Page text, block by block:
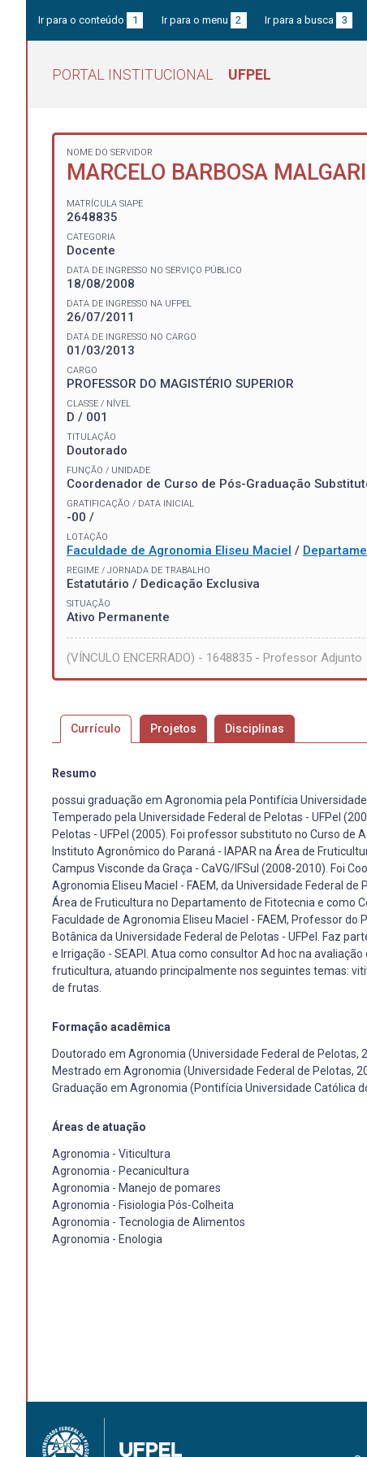
Ir para o conteúdo 1 Ir para o menu 2 Ir para a busca 3
PORTAL INSTITUCIONAL UFPEL
NOME DO SERVIDOR
MARCELO BARBOSA
MATRÍCULA SIAPE
2648835
CATEGORIA
Docente
DATA DE INGRESSO NO SERVIÇO PÚBLICO
18/08/2008
DATA DE INGRESSO NA UFPEL
26/07/2011
DATA DE INGRESSO NO CARGO
01/03/2013
CARGO
PROFESSOR DO MAGISTÉRIO SUPERIOR
CLASSE / NÍVEL
D / 001
TITULAÇÃO
Doutorado
FUNÇÃO / UNIDADE
Coordenador de Curso de Pós-Graduação
GRATIFICAÇÃO / DATA INICIAL
-00 /
LOTAÇÃO
Faculdade de Agronomia Eliseu Maciel /
REGIME / JORNADA DE TRABALHO
Estatutário / Dedicação Exclusiva
SITUAÇÃO
Ativo Permanente
(VÍNCULO ENCERRADO) - 1648835 - Professor Adjunto
Currículo Projetos Disciplinas
Resumo
possui graduação em Agronomia pela Pontifícia
Temperado pela Universidade Federal de Pelotas - UFPel
Pelotas - UFPel (2005). Foi professor substituto no Curso de
Instituto Agronômico do Paraná - IAPAR na Área de
Campus Visconde da Graça - CaVG/IFSul (2008-2010). Foi
Agronomia Eliseu Maciel - FAEM, da Universidade Federal
Área de Fruticultura no Departamento de Fitotecnia e como
Faculdade de Agronomia Eliseu Maciel - FAEM, Professor
Botânica da Universidade Federal de Pelotas - UFPel. Faz
e Irrigação - SEAPI. Atua como consultor Ad hoc na avaliação
fruticultura, atuando principalmente nos seguintes temas:
de frutas.
Formação acadêmica
Doutorado em Agronomia (Universidade Federal de Pelotas,
Mestrado em Agronomia (Universidade Federal de Pelotas,
Graduação em Agronomia (Pontifícia Universidade Católica
Áreas de atuação
Agronomia - Viticultura
Agronomia - Pecanicultura
Agronomia - Manejo de pomares
Agronomia - Fisiologia Pós-Colheita
Agronomia - Tecnologia de Alimentos
Agronomia - Enologia